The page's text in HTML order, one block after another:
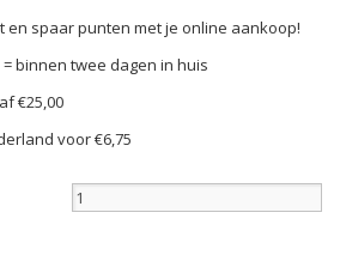
en spaar punten met je online aankoop!
binnen twee dagen in huis
€25,00
voor €6,75